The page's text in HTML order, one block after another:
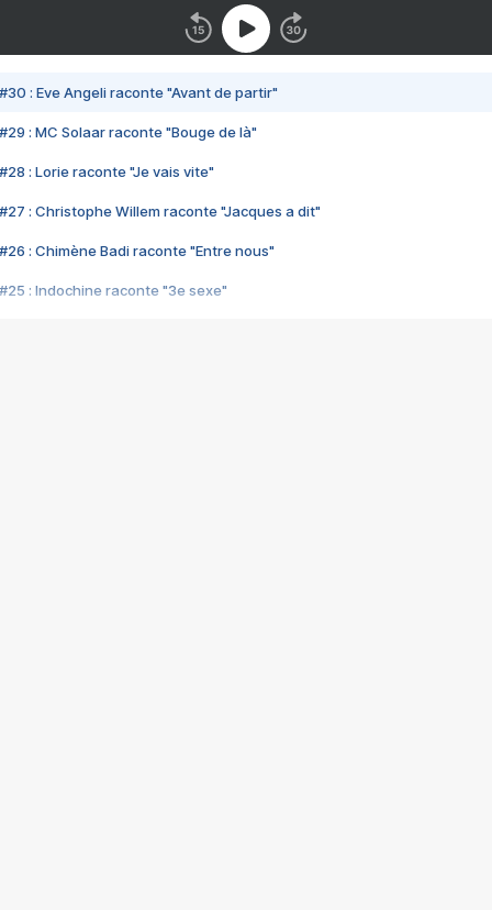
#30 : Eve Angeli raconte "Avant de partir"
#29 : MC Solaar raconte "Bouge de là"
#28 : Lorie raconte "Je vais vite"
#27 : Christophe Willem raconte "Jacques a dit"
#26 : Chimène Badi raconte "Entre nous"
#25 : Indochine raconte "3e sexe"